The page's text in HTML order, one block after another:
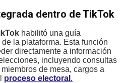
dentro de TikTok
habilitó una guía
la plataforma. Esta función
directamente a información
incluyendo consultas
miembros de mesa, cargos a
proceso electoral .